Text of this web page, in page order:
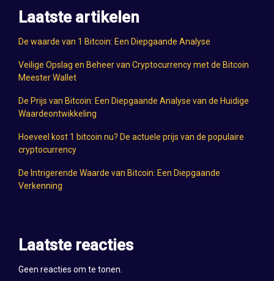
Laatste artikelen
De waarde van 1 Bitcoin: Een Diepgaande Analyse
Veilige Opslag en Beheer van Cryptocurrency met de Bitcoin
Meester Wallet
De Prijs van Bitcoin: Een Diepgaande Analyse van de Huidige
Waardeontwikkeling
Hoeveel kost 1 bitcoin nu? De actuele prijs van de populaire
cryptocurrency
De Intrigerende Waarde van Bitcoin: Een Diepgaande
Verkenning
Laatste reacties
Geen reacties om te tonen.